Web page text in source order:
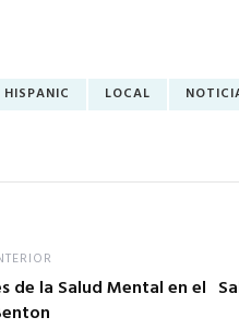
HISPANIC LOCAL
de la Salud Mental en el